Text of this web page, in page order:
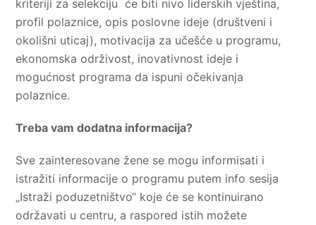
kriteriji za selekciju će biti nivo liderskih vještina,
profil polaznice, opis poslovne ideje (društveni i
okolišni uticaj), motivacija za učešće u programu,
ekonomska održivost, inovativnost ideje i
mogućnost programa da ispuni očekivanja
polaznice.
Treba vam dodatna informacija?
Sve zainteresovane žene se mogu informisati i
istražiti informacije o programu putem info sesija
„Istraži poduzetništvo“ koje će se kontinuirano
održavati u centru, a raspored istih možete